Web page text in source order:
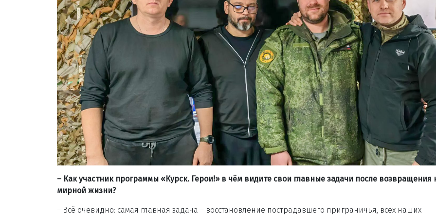
– Как участник программы «Курск. Герои!» в чём видите свои главные задачи после возвращения
мирной жизни?
– Всё очевидно: самая главная задача – восстановление пострадавшего приграничья, всех наших